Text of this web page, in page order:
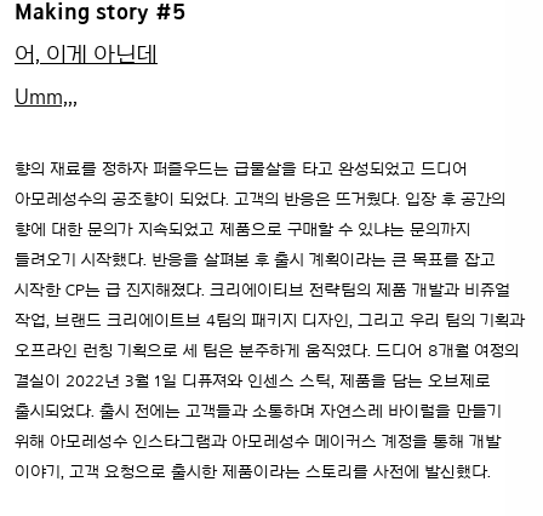
Making story #5
어, 이게 아닌데
Umm,,,
향의 재료를 정하자 퍼즐우드는 급물살을 타고 완성되었고 드디어
아모레성수의 공조향이 되었다. 고객의 반응은 뜨거웠다. 입장 후 공간의
향에 대한 문의가 지속되었고 제품으로 구매할 수 있냐는 문의까지
들려오기 시작했다. 반응을 살펴본 후 출시 계획이라는 큰 목표를 잡고
시작한 CP는 급 진지해졌다. 크리에이티브 전략팀의 제품 개발과 비쥬얼
작업, 브랜드 크리에이트브 4팀의 패키지 디자인, 그리고 우리 팀의 기획과
오프라인 런칭 기획으로 세 팀은 분주하게 움직였다. 드디어 8개월 여정의
결실이 2022년 3월 1일 디퓨져와 인센스 스틱, 제품을 담는 오브제로
출시되었다. 출시 전에는 고객들과 소통하며 자연스레 바이럴을 만들기
위해 아모레성수 인스타그램과 아모레성수 메이커스 계정을 통해 개발
이야기, 고객 요청으로 출시한 제품이라는 스토리를 사전에 발신했다.